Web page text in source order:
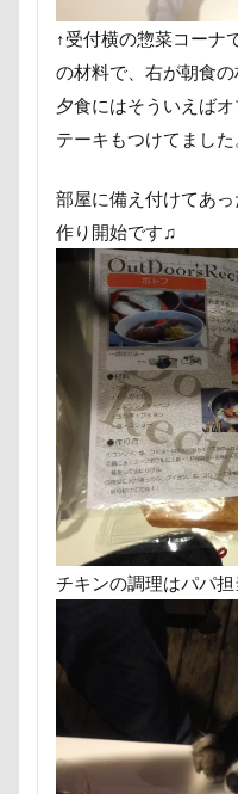
↑受付横の惣菜コーナ
の材料で、右が朝食の
夕食にはそういえば
テーキもつけてました
部屋に備え付けてあ
作り開始です♫
チキンの調理はパパ担
王様風
無線LAN
知育玩具
着物
皮膚
百均
玲凰（れおん）くん
男前
生地海岸
琥龍くん
現行犯逮捕
焼き
模様替え
毛呂山
沖縄県
沖縄旅行
決定的瞬間
江東
毛玉
残像
次郎くん
樹脂粘
横浜港
横浜市
沖縄美ら海水族館
滑川市
湯畑
浸
海ほ
海
浅間
流山市
津幡町